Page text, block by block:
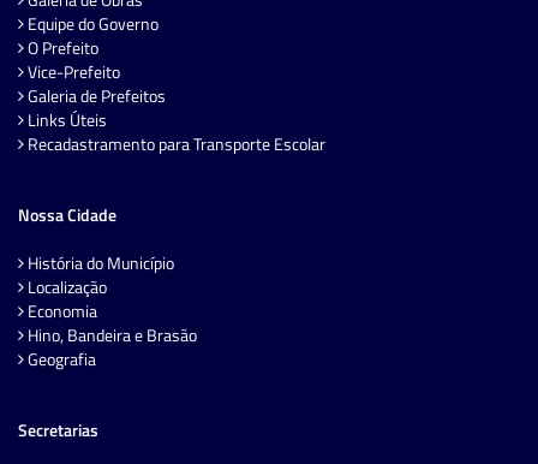
Equipe do Governo
O Prefeito
Vice-Prefeito
Galeria de Prefeitos
Links Úteis
Recadastramento para Transporte Escolar
Nossa Cidade
História do Município
Localização
Economia
Hino, Bandeira e Brasão
Geografia
Secretarias